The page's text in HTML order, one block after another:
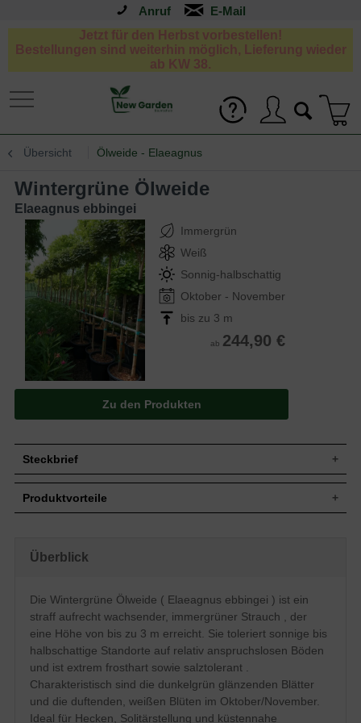
Anruf
Jetzt für den Herbst vorbestellen!
Bestellungen sind weiterhin möglich, Lieferung wieder
ab KW 38.
Übersicht Ölweide - Elaeagnus
Wintergrüne Ölweide
Elaeagnus ebbingei
Immergrün
Weiß
Sonnig-halbschattig
Oktober - November
bis zu 3 m
ab 244,90 €
Zu den Produkten
Steckbrief
Zuwachs
Wuchsform
Frucht
Fruchtlos
Blüte
Weiß, unauffällig, duftend, Oktober/
November
Blütezeit
Oktober - November
Boden
relativ anspruchslos, toleriert sauren bis
alkalischen Untergrund
Standort
Sonnig bis halbschattig
Produktvorteile
extrem robust und anspruchslos
sehr schnittverträglich
optimal für küstennahe
Bepflanzung (salztolerant)
geringer Jahreszuwachs
Überblick
Die Wintergrüne Ölweide ( Elaeagnus ebbingei ) ist ein
straff aufrecht wachsender, immergrüner Strauch , der
eine Höhe von bis zu 3 m erreicht. Sie toleriert sonnige bis
halbschattige Standorte auf relativ anspruchslosen Böden
und ist extrem frosthart sowie salztolerant .
Charakteristisch sind die dunkelgrün glänzenden Blätter
und die duftenden, weißen Blüten im Oktober/November.
Ideal für Hecken, Solitärstellung und küstennahe